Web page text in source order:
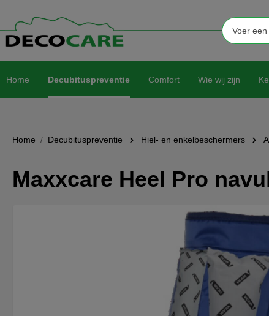
Home Decubituspreventie Comfort Wie wij zijn
Home Decubituspreventie Hiel- en enkelbeschermers
Maxxcare Heel Pro